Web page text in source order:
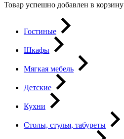
Товар успешно добавлен в корзину
Гостиные
Шкафы
Мягкая мебель
Детские
Кухни
Столы, стулья, табуреты